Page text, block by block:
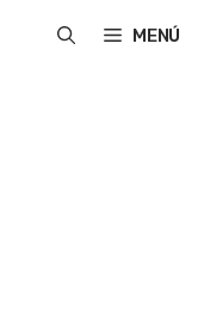
MENÚ